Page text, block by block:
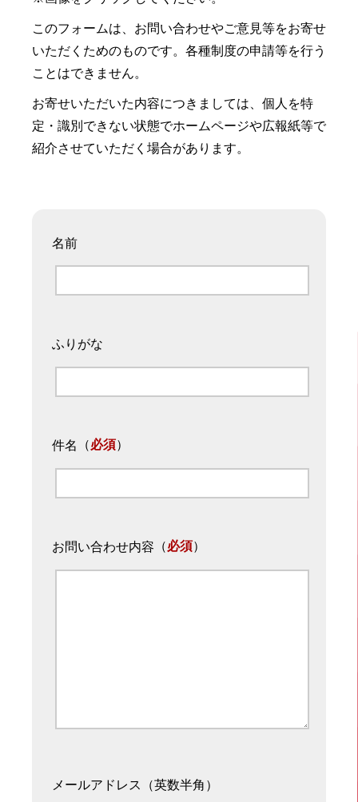
このフォームは、お問い合わせやご意見等をお寄せ
いただくためのものです。各種制度の申請等を行う
ことはできません。
お寄せいただいた内容につきましては、個人を特
定・識別できない状態でホームページや広報紙等で
紹介させていただく場合があります。
名前
ふりがな
件名 （必須）
お問い合わせ内容 （必須）
メールアドレス（英数半角）